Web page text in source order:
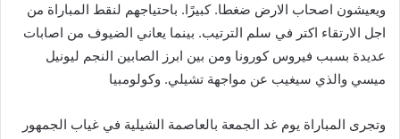
ويعيشون اصحاب الارض ضغطا. كبيرًا. باحتياجهم لنقط المباراة من
اجل الارتقاء اكتر في سلم الترتيب. بينما يعاني الضيوف من اصابات
عديدة بسبب فيروس كورونا ومن بين ابرز الصابين النجم ليونيل
ميسي والذي سيغيب عن مواجهة تشيلي. وكولومبيا
وتجرى المباراة يوم غد الجمعة بالعاصمة الشيلية في غياب الجمهور